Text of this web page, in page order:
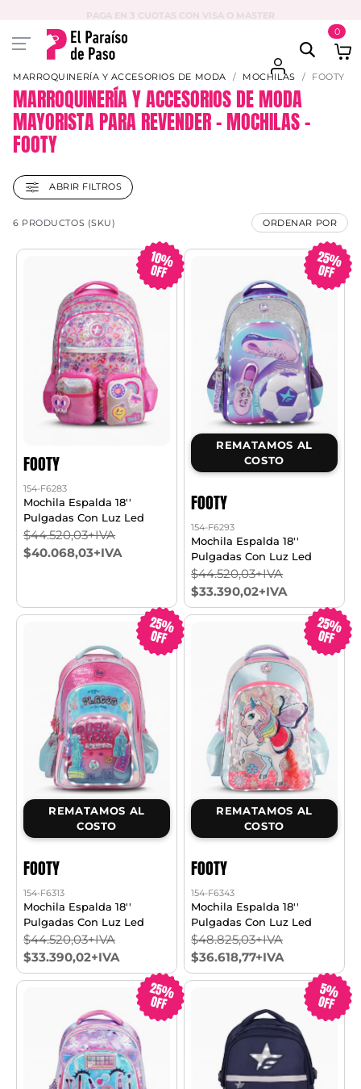
0
MARROQUINERÍA Y ACCESORIOS DE MODA MOCHILAS FOOTY
MARROQUINERÍA Y ACCESORIOS DE MODA
MAYORISTA PARA REVENDER – MOCHILAS –
FOOTY
ABRIR FILTROS
6 PRODUCTOS (SKU) ORDENAR POR
10%
OFF
FOOTY
154-F6283
Mochila Espalda 18''
Pulgadas Con Luz Led
$44.520,03+IVA
$40.068,03+IVA
25%
OFF
REMATAMOS AL
COSTO
FOOTY
154-F6293
Mochila Espalda 18''
Pulgadas Con Luz Led
$44.520,03+IVA
$33.390,02+IVA
25%
OFF
REMATAMOS AL
COSTO
FOOTY
154-F6313
Mochila Espalda 18''
Pulgadas Con Luz Led
$44.520,03+IVA
$33.390,02+IVA
25%
OFF
REMATAMOS AL
COSTO
FOOTY
154-F6343
Mochila Espalda 18''
Pulgadas Con Luz Led
$48.825,03+IVA
$36.618,77+IVA
25%
OFF
5%
OFF